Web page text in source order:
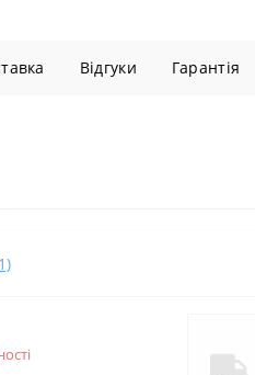
Вiдгуки Гарантiя